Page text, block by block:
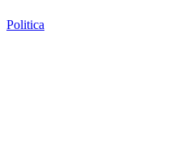
Politica